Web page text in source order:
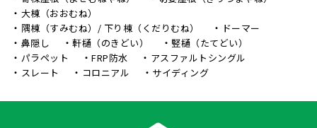
大棟（おおむね）
隅棟（すみむね）/ 下り棟（くだりむね）
ドーマー
鼻隠し
軒樋（のきどい）
竪樋（たてどい）
パラペット
FRP防水
アスファルトシングル
スレート
コロニアル サイディング